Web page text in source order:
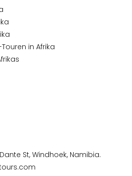
in Afrika
St, Windhoek, Namibia.